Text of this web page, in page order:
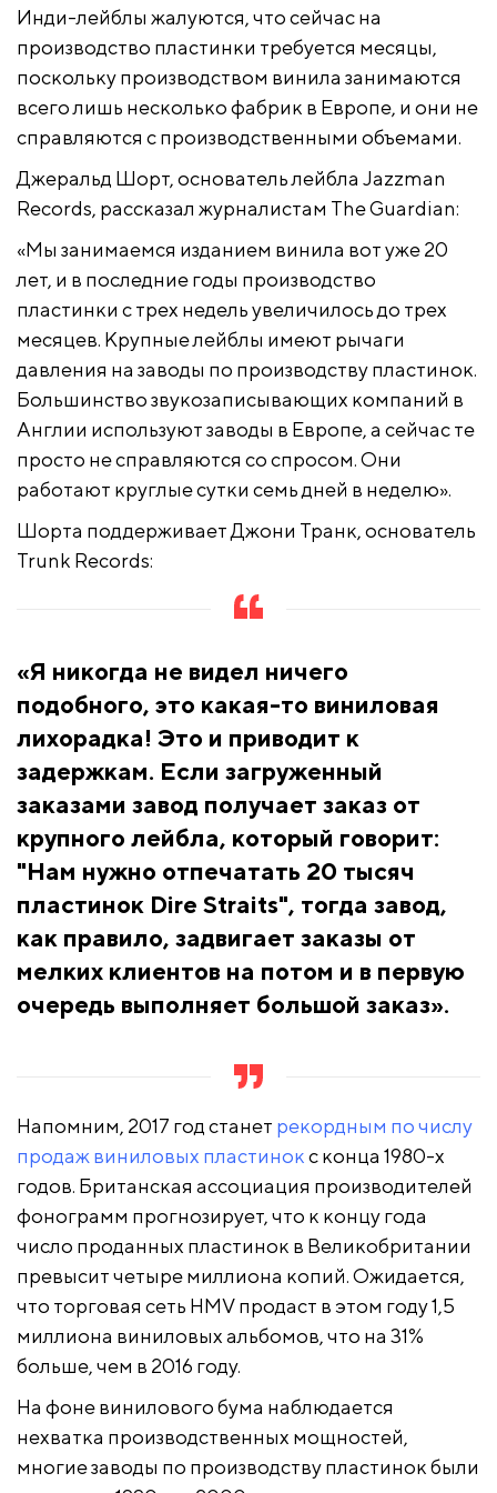
Инди-лейблы жалуются, что сейчас на
производство пластинки требуется месяцы,
поскольку производством винила занимаются
всего лишь несколько фабрик в Европе, и они не
справляются с производственными объемами.
Джеральд Шорт, основатель лейбла Jazzman
Records, рассказал журналистам The Guardian:
«Мы занимаемся изданием винила вот уже 20
лет, и в последние годы производство
пластинки с трех недель увеличилось до трех
месяцев. Крупные лейблы имеют рычаги
давления на заводы по производству пластинок.
Большинство звукозаписывающих компаний в
Англии используют заводы в Европе, а сейчас те
просто не справляются со спросом. Они
работают круглые сутки семь дней в неделю».
Шорта поддерживает Джони Транк, основатель
Trunk Records:
«Я никогда не видел ничего
подобного, это какая-то виниловая
лихорадка! Это и приводит к
задержкам. Если загруженный
заказами завод получает заказ от
крупного лейбла, который говорит:
"Нам нужно отпечатать 20 тысяч
пластинок Dire Straits", тогда завод,
как правило, задвигает заказы от
мелких клиентов на потом и в первую
очередь выполняет большой заказ».
Напомним, 2017 год станет рекордным по числу
продаж виниловых пластинокс конца 1980-х
годов. Британская ассоциация производителей
фонограмм прогнозирует, что к концу года
число проданных пластинок в Великобритании
превысит четыре миллиона копий. Ожидается,
что торговая сеть HMV продаст в этом году 1,5
миллиона виниловых альбомов, что на 31%
больше, чем в 2016 году.
На фоне винилового бума наблюдается
нехватка производственных мощностей,
многие заводы по производству пластинок были